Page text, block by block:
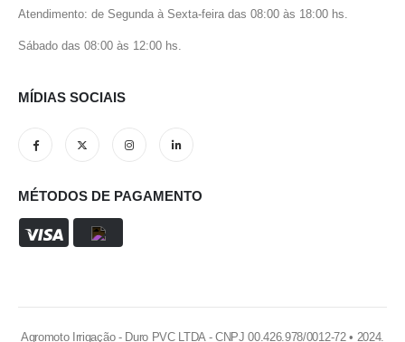
Atendimento: de Segunda à Sexta-feira das 08:00 às 18:00 hs.
Sábado das 08:00 às 12:00 hs.
MÍDIAS SOCIAIS
MÉTODOS DE PAGAMENTO
Agromoto Irrigação - Duro PVC LTDA - CNPJ 00.426.978/0012-72 • 2024.